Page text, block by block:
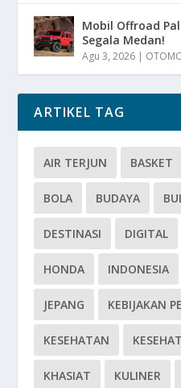
Mobil Offroad
Segala Medan!
Agu 3, 2026 |
ARTIKEL TAG
AIR TERJUN BASKET
BOLA BUDAYA
DESTINASI DIGITAL
HONDA INDONESIA
JEPANG KEBIJAKAN
KESEHATAN
KHASIAT KULINER